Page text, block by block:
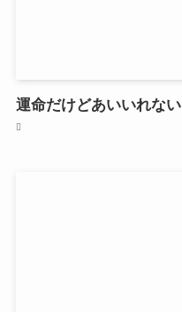
運命だけどあいいれない